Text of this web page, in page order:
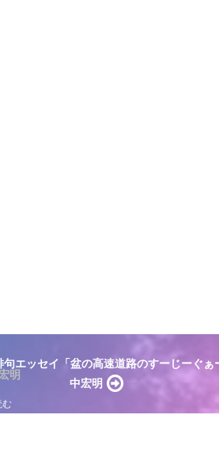
明
句エッセイ「盆の高速道路のすーじーぐぁ
中宏明